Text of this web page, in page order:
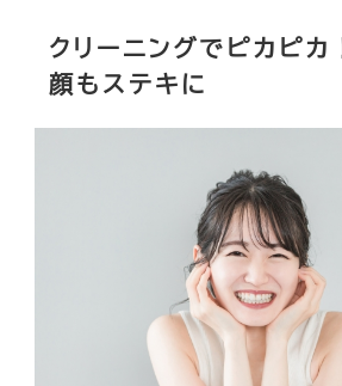
クリーニングでピカピ
顔もステキに